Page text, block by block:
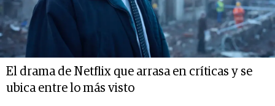
El drama de Netflix que arrasa en críticas y se
ubica entre lo más visto